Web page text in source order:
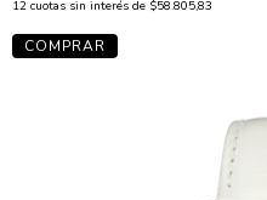
12 cuotas sin interés de $58.805,83